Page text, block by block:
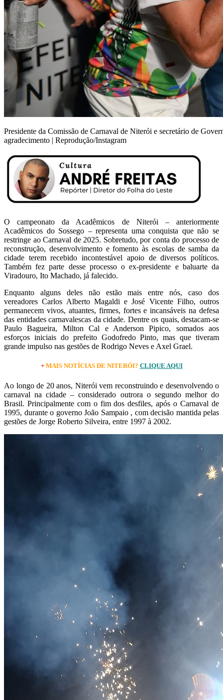
Presidente da Comissão de Carnaval de Niterói e secretário de
agradecimento | Reprodução/Instagram
O campeonato da Acadêmicos de Niterói – anteriormente
Acadêmicos do Sossego – representa uma conquista que não se
restringe ao Carnaval de 2025. Sobretudo, por conta do processo de
reconstrução, desenvolvimento e fomento às escolas de samba da
cidade terem recebido incontestável apoio de diversos políticos.
Também fez parte desse processo o ex-presidente e baluarte da
Viradouro, Ito Machado, já falecido.
Enquanto alguns deles não estão mais entre nós, caso dos
vereadores Carlos Alberto Magaldi e José Vicente Filho, outros
permanecem vivos, atuantes, firmes, fortes e incansáveis na defesa
das entidades carnavalescas da cidade. Dentre os quais, destacam-se
Paulo Bagueira, Milton Cal e Anderson Pipico, somados aos
esforços iniciais do prefeito Godofredo Pinto, mas que tiveram
grande impulso nas gestões de Rodrigo Neves e Axel Grael.
+ MAIS NOTÍCIAS DE NITERÓI? CLIQUE AQUI
Ao longo de 20 anos, Niterói vem reconstruindo e desenvolvendo o
carnaval na cidade – considerado outrora o segundo melhor do
Brasil. Principalmente com o fim dos desfiles, após o Carnaval de
1995, durante o governo João Sampaio , com decisão mantida pelas
gestões de Jorge Roberto Silveira, entre 1997 à 2002.